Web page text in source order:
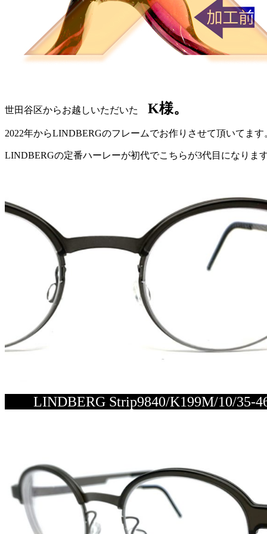
世田谷区からお越しいただいた K様。
2022年からLINDBERGのフレームでお作りさせて頂いてます
LINDBERGの定番ハーレーが初代でこちらが3代目になりま
LINDBERG Strip9840/K199M/10/